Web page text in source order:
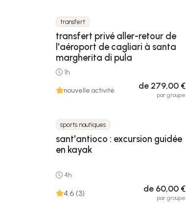
transfert
transfert privé aller-retour de
l'aéroport de cagliari à santa
margherita di pula
1h
nouvelle activité de 279,00 €
par groupe
sports nautiques
sant'antioco : excursion guidée
en kayak
4h
4.6 (3) de 60,00 €
par groupe